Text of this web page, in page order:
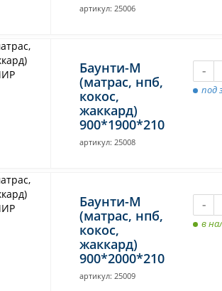
артикул: 25006
Баунти-М
(матрас, нпб,
кокос,
жаккард)
900*1900*210
артикул: 25008
-
под
Баунти-М
(матрас, нпб,
кокос,
жаккард)
900*2000*210
артикул: 25009
-
в